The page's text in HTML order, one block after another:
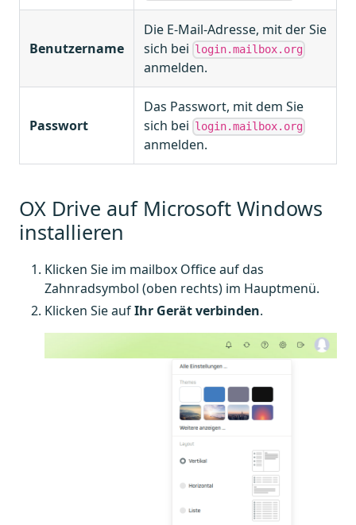
Benutzername
Die E-Mail-Adresse, mit der Sie
sich bei login.mailbox.org
anmelden.
Passwort
Das Passwort, mit dem Sie
sich bei login.mailbox.org
anmelden.
OX Drive auf Microsoft Windows
installieren
Klicken Sie im mailbox Office auf das
Zahnradsymbol (oben rechts) im Hauptmenü.
Klicken Sie aufIhr Gerät verbinden.